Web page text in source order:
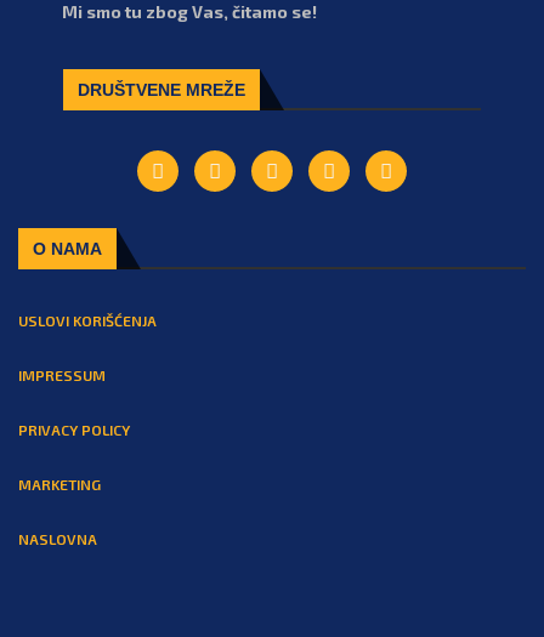
Mi smo tu zbog Vas, čitamo se!
DRUŠTVENE MREŽE
O NAMA
USLOVI KORIŠĆENJA
IMPRESSUM
PRIVACY POLICY
MARKETING
NASLOVNA